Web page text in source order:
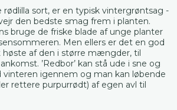
rødlilla sort, er en typisk vintergrøntsag -
den bedste smag frem i planten.
bruge de friske blade af unge planter
Men ellers er det en god
af den i større mængder, til
’Redbor’ kan stå ude i sne og
vinteren igennem og man kan løbende
rettere purpurrødt) af egen avl til